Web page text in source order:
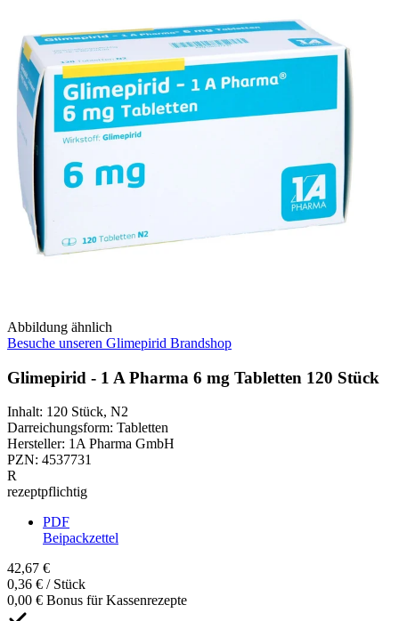
Abbildung ähnlich
Besuche unseren Glimepirid Brandshop
Glimepirid - 1 A Pharma 6 mg Tabletten 120 Stück
Inhalt: 120 Stück, N2
Darreichungsform: Tabletten
Hersteller: 1A Pharma GmbH
PZN: 4537731
R
rezeptpflichtig
PDF
Beipackzettel
42,67 €
0,36 € / Stück
0,00 € Bonus für Kassenrezepte